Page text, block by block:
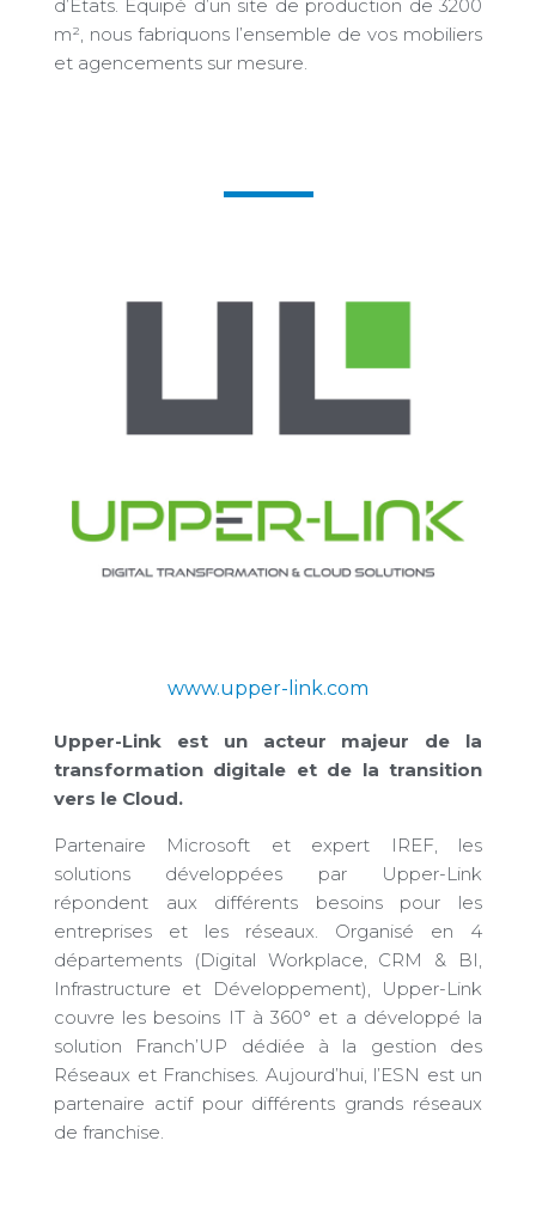
d’Etats. Equipé d’un site de production de 3200
m², nous fabriquons l’ensemble de vos mobiliers
et agencements sur mesure.
Upper-Link est un acteur majeur de la
transformation digitale et de la transition
vers le Cloud.
Partenaire Microsoft et expert IREF, les
solutions développées par Upper-Link
répondent aux différents besoins pour les
entreprises et les réseaux. Organisé en 4
départements (Digital Workplace, CRM & BI,
Infrastructure et Développement), Upper-Link
couvre les besoins IT à 360° et a développé la
solution Franch’UP dédiée à la gestion des
Réseaux et Franchises. Aujourd’hui, l’ESN est un
partenaire actif pour différents grands réseaux
de franchise.
www.upper-link.com